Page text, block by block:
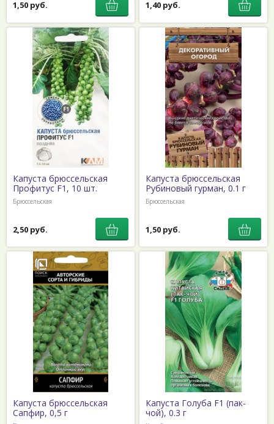
1,50 руб. 1,40 руб.
Капуста брюссельская
Профитус F1, 10 шт.
Брюссельская
2,50 руб.
Капуста брюссельская
Рубиновый гурман, 0.1 г
Брюссельская
1,50 руб.
Капуста брюссельская
Сапфир, 0,5 г
Капуста Голуба F1 (пак-
чой), 0.3 г